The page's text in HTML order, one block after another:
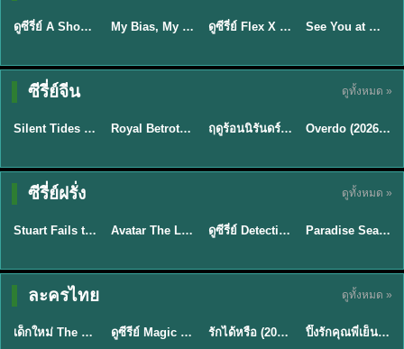
★8 EP.16ดูซีรี่ย์ A Shop for Killers 2 ร้านลับนักฆ่า ซีซัน 2 (2026) ซับไทย-พากย์ไทย My Bias, My Boss เมื่อเมนฉันเป็นประธานบริษัท (2026) พากย์ไทย ซับไทย EP.1-12 ★8 EP.16ดูซีรี่ย์ Flex X Cop คุณชายสายสืบ (2024) พากย์ไทย-ซับไทย EP.1-16 (จบ) ★9 See You at Work Tomorrow! เจอกันที่ออฟฟิศพรุ่งนี้นะ พากย์ไทย
ซีรี่ย์จีน ดูทั้งหมด »
★9.5
พากย์ไทย
Silent Tides คลื่นลมลวง (2025) พากย์ไทย ซับไทย EP.1-31 ★9 Royal Betrothal (2026) สัญญาวิวาห์แห่งราชวงศ์ พากย์ไทย ซับไทย EP1-32 ★8.8 ฤดูร้อนนิรันดร์ (2026) Never-Ending Summer พากย์ไทย EP.1-29
ซับไทย
Overdo (2026) รักเกินแค้น พากย์ไทย ซับไทย EP1-33 (จบ)
ซีรี่ย์ฝรั่ง ดูทั้งหมด »
★8.8 EP.2
พากย์ไทย
TH EP. 2
Stuart Fails to Save the Universe (2026) สจ๊วตล่มแผนกู้จักรวาล พากย์ไทย EP1-10 ★7.8 EP.7Avatar The Last Airbender 2 เณรน้อยเจ้าอภินิหาร พากย์ไทย EP.9ดูซีรี่ย์ Detective Hole (2026) พากย์ไทย HD ฟรี อัปเดตล่าสุด Netflix EP.8
พากย์ไทย
Paradise Season 2 (2026) พากย์ไทย EP1-8 ดูซีรี่ย์ฝรั่ง HD ครบทุกตอน
ละครไทย ดูทั้งหมด »
★ 8 EP.6
พากย์ไทย
เด็กใหม่ The Reset 2026 EP1-6 พากย์ไทย ดูซีรี่ย์ Netflix ล่าสุด HD ดูซีรีย์ Magic Move (2026) ทำนายทายรัก Thai EP.1-10 HD รักได้หรือ (2026) YOUNG Let's Begin Again พากย์ไทย EP.1-19 ★8
พากย์ไทย
ปิ๊งรักคุณพี่เย็นชา (2026) Frozen Valentine EP.1-10 (จบ)